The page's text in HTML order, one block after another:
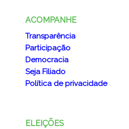
ACOMPANHE
Transparência
Participação
Democracia
Seja Filiado
Política de privacidade
ELEIÇÕES